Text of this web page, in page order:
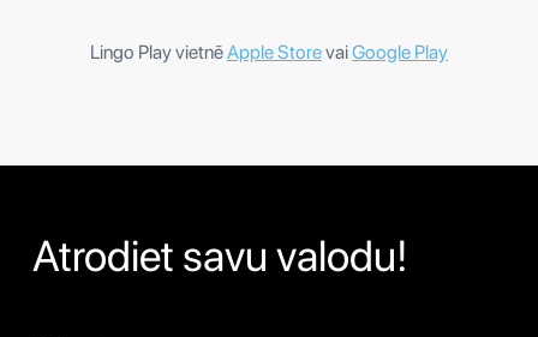
Lingo Play vietnēApple StorevaiGoogle Play
Atrodiet savu valodu!